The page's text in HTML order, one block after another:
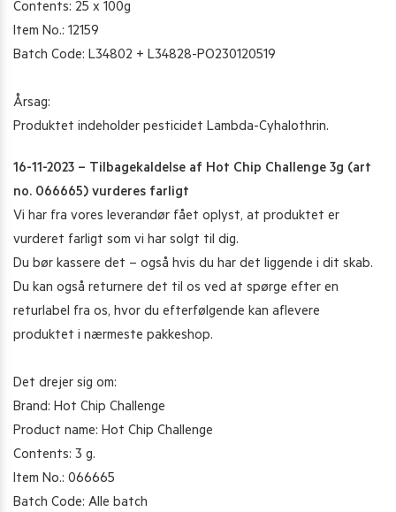
Contents: 25 x 100g
Item No.: 12159
Batch Code: L34802 + L34828-PO230120519
Årsag:
Produktet indeholder pesticidet Lambda-Cyhalothrin.
16-11-2023 – Tilbagekaldelse af Hot Chip Challenge 3g (art
no. 066665) vurderes farligt
Vi har fra vores leverandør fået oplyst, at produktet er
vurderet farligt som vi har solgt til dig.
Du bør kassere det – også hvis du har det liggende i dit skab.
Du kan også returnere det til os ved at spørge efter en
returlabel fra os, hvor du efterfølgende kan aflevere
produktet i nærmeste pakkeshop.
Det drejer sig om:
Brand: Hot Chip Challenge
Product name: Hot Chip Challenge
Contents: 3 g.
Item No.: 066665
Batch Code: Alle batch